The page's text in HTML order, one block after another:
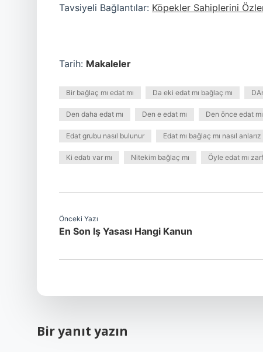
Tavsiyeli Bağlantılar: Köpekler Sahiplerini
Tarih: Makaleler
Bir bağlaç mı edat mı Da eki edat mı bağlaç mı
Den daha edat mı Den e edat mı Den önce edat mı
Edat grubu nasıl bulunur Edat mı bağlaç mı nasıl anlarız
Ki edatı var mı Nitekim bağlaç mı Öyle edat mı zarf
Önceki Yazı
En Son Iş Yasası Hangi Kanun
Bir yanıt yazın